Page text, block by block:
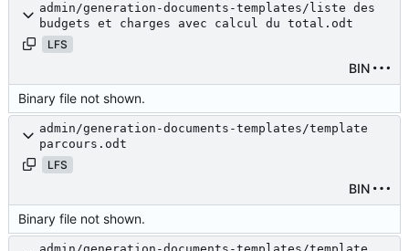
admin/generation-documents-templates/liste des
budgets et charges avec calcul du total.odt
LFS
BIN
Binary file not shown.
admin/generation-documents-templates/template
parcours.odt
LFS
BIN
Binary file not shown.